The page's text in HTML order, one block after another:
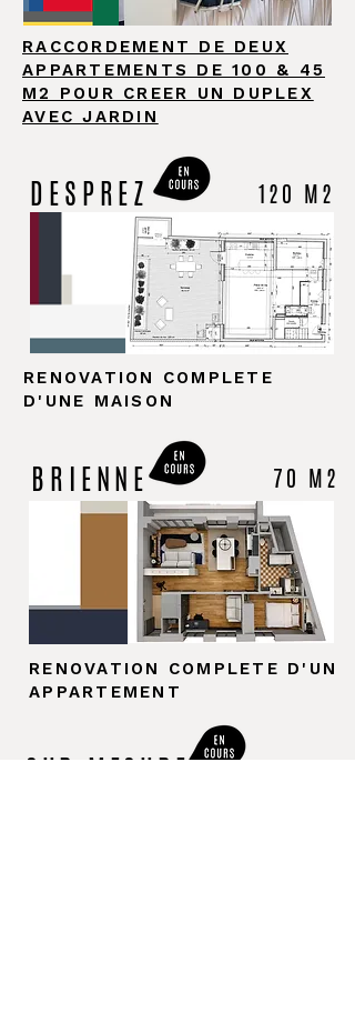
RACCORDEMENT DE DEUX
APPARTEMENTS DE 100 & 45
M2 POUR CREER UN DUPLEX
AVEC JARDIN
120 M2
DESPREZ
RENOVATION COMPLETE
D'UNE MAISON
70 M2
RENOVATION COMPLETE D'UN
APPARTEMENT
BRIENNE
SUR MESURE